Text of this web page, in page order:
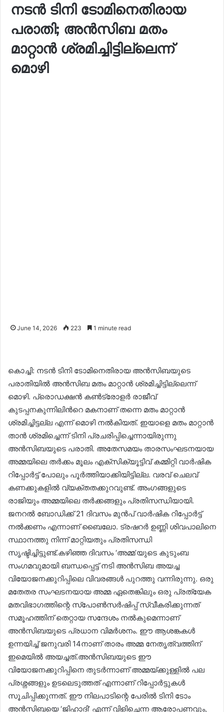
നടൻ ടിനി ടോമിനെതിരായ
പരാതി; അൻസിബ മതം
മാറ്റാൻ ശ്രമിച്ചിട്ടില്ലെന്ന്
മൊഴി
June 14, 2026 223 1 minute read
കൊച്ചി: നടൻ ടിനി ടോമിനെതിരായ അൻസിബയുടെ
പരാതിയിൽ അൻസിബ മതം മാറ്റാൻ ശ്രമിച്ചിട്ടില്ലെന്ന്
മൊഴി. പ്രൊഡക്ഷൻ കൺട്രോളർ രാജീവ്
കുടപ്പനകുന്നിലിന്‍റെ മകനാണ് തന്നെ മതം മാറ്റാൻ
ശ്രമിച്ചിട്ടല്ല എന്ന് മൊഴി നൽകിയത്. ഇയാളെ മതം മാറ്റാൻ
താൻ ശ്രമിച്ചെന്ന് ടിനി പ്രചരിപ്പിച്ചെന്നായിരുന്നു
അൻസിബയുടെ പരാതി. അതേസമയം താരസംഘടനയായ
അമ്മയിലെ തര്‍ക്കം മൂലം എക്‌സിക്യൂട്ടിവ് കമ്മിറ്റി വാർഷിക
റിപ്പോർട്ട്‌ പോലും പൂർത്തിയാക്കിയിട്ടില്ല. വരവ് ചെലവ്
കണക്കുകളിൽ വ്യക്തതക്കുറവുണ്ട്. അംഗങ്ങളുടെ
രാജിയും അമ്മയിലെ തർക്കങ്ങളും പ്രതിസന്ധിയായി.
ജനറൽ ബോഡിക്ക് 21 ദിവസം മുൻപ് വാർഷിക റിപ്പോർട്ട്‌
നൽക്കണം എന്നാണ് ബൈലോ. ട്രഷറർ ഉണ്ണി ശിവപാലിനെ
സ്ഥാനത്തു നിന്ന് മാറ്റിയതും പ്രതിസന്ധി
സൃഷ്ടിച്ചിട്ടുണ്ട്.കഴിഞ്ഞ ദിവസം ‘അമ്മ’യുടെ കുടുംബ
സംഗമവുമായി ബന്ധപ്പെട്ട് നടി അൻസിബ അയച്ച
വിയോജനക്കുറിപ്പിലെ വിവരങ്ങൾ പുറത്തു വന്നിരുന്നു. ഒരു
മതേതര സംഘടനയായ അമ്മ ഏതെങ്കിലും ഒരു പ്രത്യേക
മതവിഭാഗത്തിന്റെ സ്പോൺസർഷിപ്പ് സ്വീകരിക്കുന്നത്
സമൂഹത്തിന് തെറ്റായ സന്ദേശം നൽകുമെന്നാണ്
അൻസിബയുടെ പ്രധാന വിമർശനം. ഈ ആശങ്കകൾ
ഉന്നയിച്ച് ജനുവരി 14നാണ് താരം അമ്മ നേതൃത്വത്തിന്
ഇമെയിൽ അയച്ചത്.അൻസിബയുടെ ഈ
വിയോജനക്കുറിപ്പിനെ തുടർന്നാണ് അമ്മയ്ക്കുള്ളിൽ പല
പ്രശ്നങ്ങളും ഉടലെടുത്തത് എന്നാണ് റിപ്പോർട്ടുകൾ
സൂചിപ്പിക്കുന്നത്. ഈ നിലപാടിന്റെ പേരിൽ ടിനി ടോം
അൻസിബയെ ‘ജിഹാദി’ എന്ന് വിളിച്ചെന്ന ആരോപണവും,